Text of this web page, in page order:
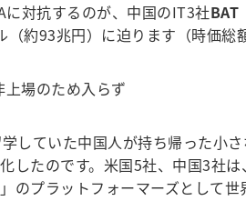
対抗するのが、中国のIT3社BAT
約93兆円）に迫ります（時価総
場のため入らず
していた中国人が持ち帰った小
したのです。米国5社、中国3社
のプラットフォーマーズとして世